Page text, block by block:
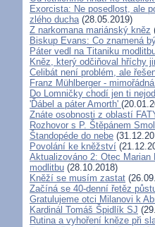
Exorcista: Ne posedlost, ale
zlého ducha(28.05.2019)
Z narkomana mariánský kněz
Biskup Evans: Co znamená
Páter vedl na Titaniku
Kněz, který odčiňoval hříchy
Celibát není problém, ale
Franz Mühlberger -
Do Lomničky chodí jen ti
'Ďábel a páter Amorth'
Znáte osobnosti z oblastí
Rozhovor s P. Štěpánem
Štandopéde do nebe
Povolání ke kněžství
Aktualizováno 2: Otec
modlitbu (28.10.2018)
Kněží se musím zastat
Začíná se 40-denní řetěz
Gratulujeme otci Milanovi k
Kardinál Tomáš Špidlík SJ
Rutina a vyhoření kněze při